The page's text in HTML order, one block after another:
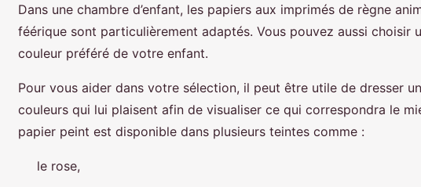
Dans une chambre d’enfant, les papiers aux imprimés de règne
féérique sont particulièrement adaptés. Vous pouvez aussi choisir
couleur préféré de votre enfant.
Pour vous aider dans votre sélection, il peut être utile de dresser
couleurs qui lui plaisent afin de visualiser ce qui correspondra le
papier peint est disponible dans plusieurs teintes comme :
le rose,